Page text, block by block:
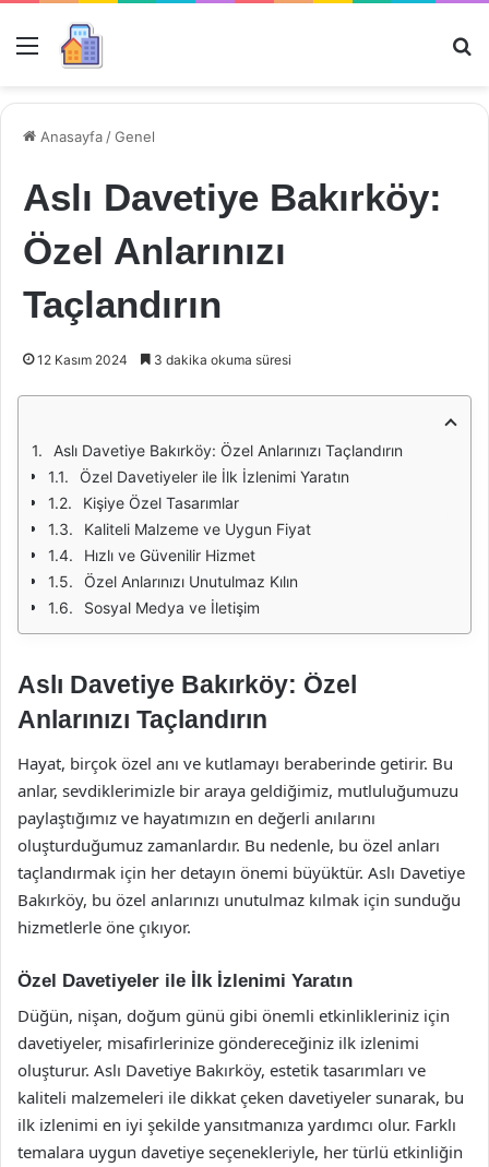
Menü
Anasayfa /Genel
Aslı Davetiye Bakırköy:
Özel Anlarınızı
Taçlandırın
12 Kasım 2024 3 dakika okuma süresi
Aslı Davetiye Bakırköy: Özel Anlarınızı Taçlandırın
Özel Davetiyeler ile İlk İzlenimi Yaratın
Kişiye Özel Tasarımlar
Kaliteli Malzeme ve Uygun Fiyat
Hızlı ve Güvenilir Hizmet
Özel Anlarınızı Unutulmaz Kılın
Sosyal Medya ve İletişim
Aslı Davetiye Bakırköy: Özel
Anlarınızı Taçlandırın
Hayat, birçok özel anı ve kutlamayı beraberinde getirir. Bu
anlar, sevdiklerimizle bir araya geldiğimiz, mutluluğumuzu
paylaştığımız ve hayatımızın en değerli anılarını
oluşturduğumuz zamanlardır. Bu nedenle, bu özel anları
taçlandırmak için her detayın önemi büyüktür. Aslı Davetiye
Bakırköy, bu özel anlarınızı unutulmaz kılmak için sunduğu
hizmetlerle öne çıkıyor.
Özel Davetiyeler ile İlk İzlenimi Yaratın
Düğün, nişan, doğum günü gibi önemli etkinlikleriniz için
davetiyeler, misafirlerinize göndereceğiniz ilk izlenimi
oluşturur. Aslı Davetiye Bakırköy, estetik tasarımları ve
kaliteli malzemeleri ile dikkat çeken davetiyeler sunarak, bu
ilk izlenimi en iyi şekilde yansıtmanıza yardımcı olur. Farklı
temalara uygun davetiye seçenekleriyle, her türlü etkinliğin